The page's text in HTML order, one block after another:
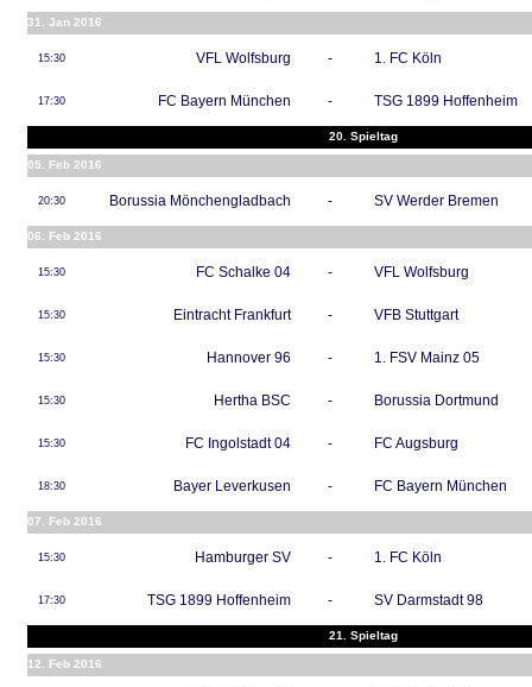
31. Jan 2016
15:30 VFL Wolfsburg - 1. FC Köln
17:30 FC Bayern München - TSG 1899 Hoffenheim
20. Spieltag
05. Feb 2016
20:30 Borussia Mönchengladbach - SV Werder Bremen
06. Feb 2016
15:30 FC Schalke 04 - VFL Wolfsburg
15:30 Eintracht Frankfurt - VFB Stuttgart
15:30 Hannover 96 - 1. FSV Mainz 05
15:30 Hertha BSC - Borussia Dortmund
15:30 FC Ingolstadt 04 - FC Augsburg
18:30 Bayer Leverkusen - FC Bayern München
07. Feb 2016
15:30 Hamburger SV - 1. FC Köln
17:30 TSG 1899 Hoffenheim - SV Darmstadt 98
21. Spieltag
12. Feb 2016